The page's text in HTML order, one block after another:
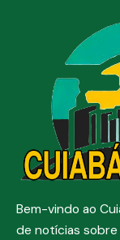
Bem-vindo ao
de notícias